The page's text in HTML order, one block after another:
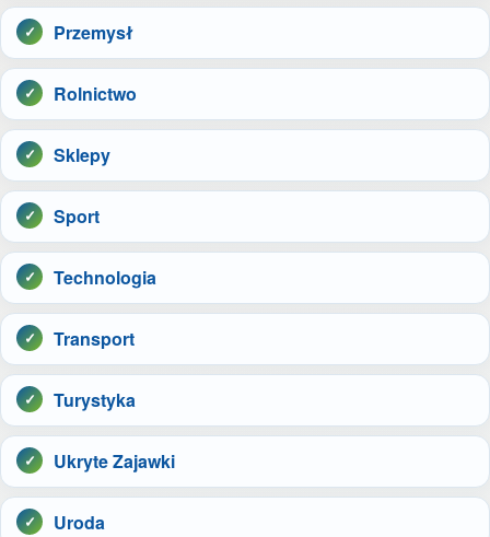
Przemysł
Rolnictwo
Sklepy
Sport
Technologia
Transport
Turystyka
Ukryte Zajawki
Uroda